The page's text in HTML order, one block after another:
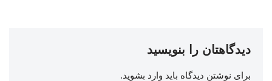
دیدگاهتان را بنویسید
برای نوشتن دیدگاه باید وارد بشوید.